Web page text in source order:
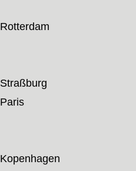
Rotterdam
Straßburg
Paris
Kopenhagen